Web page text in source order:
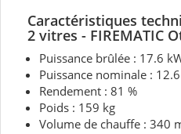
Caractéristiques
2 vitres - FIREMATIC
Puissance brûlée : 17.6
Puissance nominale :
Rendement : 81 %
Poids : 159 kg
Volume de chauffe : 340